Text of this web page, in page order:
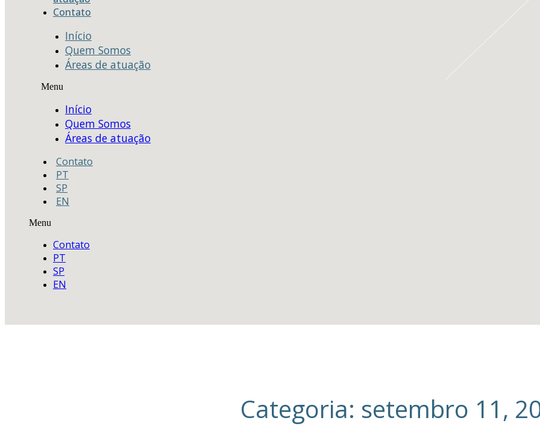
Contato
Início
Quem Somos
Áreas de atuação
Menu
Início
Quem Somos
Áreas de atuação
Contato
PT
SP
EN
Menu
Contato
PT
SP
EN
Categoria: setembro 11,